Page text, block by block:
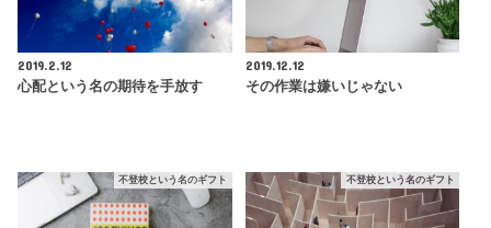
2019.2.12
心配という名の期待を手放す
2019.12.12
その作業は嫌いじゃない
不登校という名のギフト 不登校という名のギフト